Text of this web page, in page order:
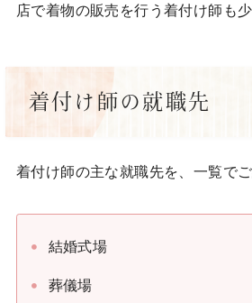
店で着物の販売を行う着付け師も
着付け師の就職先
着付け師の主な就職先を、一覧でご
結婚式場
葬儀場